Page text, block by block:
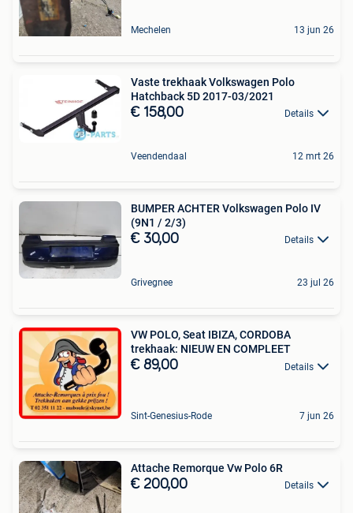
Mechelen 13 jun 26
Vaste trekhaak Volkswagen Polo
Hatchback 5D 2017-03/2021
€ 158,00 Details
Veendendaal 12 mrt 26
BUMPER ACHTER Volkswagen Polo IV
(9N1 / 2/3)
€ 30,00 Details
Grivegnee 23 jul 26
VW POLO, Seat IBIZA, CORDOBA
trekhaak: NIEUW EN COMPLEET
€ 89,00 Details
Sint-Genesius-Rode 7 jun 26
Attache Remorque Vw Polo 6R
€ 200,00 Details